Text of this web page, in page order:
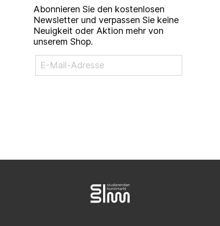
Abonnieren Sie den kostenlosen
Newsletter und verpassen Sie keine
Neuigkeit oder Aktion mehr von
unserem Shop.